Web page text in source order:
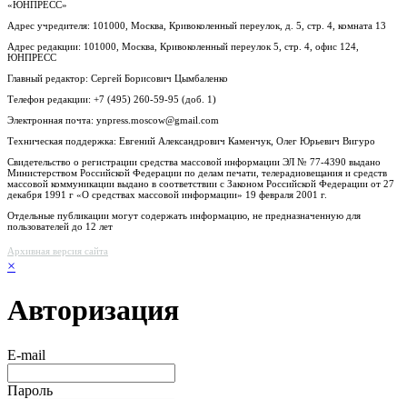
«ЮНПРЕСС»
Адрес учредителя: 101000, Москва, Кривоколенный переулок, д. 5, стр. 4, комната 13
Адрес редакции: 101000, Москва, Кривоколенный переулок 5, стр. 4, офис 124,
ЮНПРЕСС
Главный редактор: Сергей Борисович Цымбаленко
Телефон редакции: +7 (495) 260-59-95 (доб. 1)
Электронная почта: ynpress.moscow@gmail.com
Техническая поддержка: Евгений Александрович Каменчук, Олег Юрьевич Вигуро
Свидетельство о регистрации средства массовой информации ЭЛ № 77-4390 выдано
Министерством Российской Федерации по делам печати, телерадиовещания и средств
массовой коммуникации выдано в соответствии с Законом Российской Федерации от 27
декабря 1991 г «О средствах массовой информации» 19 февраля 2001 г.
Отдельные публикации могут содержать информацию, не предназначенную для
пользователей до 12 лет
Архивная версия сайта
×
Авторизация
E-mail
Пароль